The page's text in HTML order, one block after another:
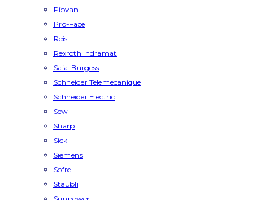
Piovan
Pro-Face
Reis
Rexroth Indramat
Saia-Burgess
Schneider Telemecanique
Schneider Electric
Sew
Sharp
Sick
Siemens
Sofrel
Staubli